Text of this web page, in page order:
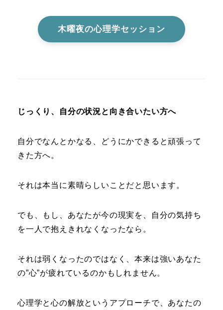
木曜夜の心理学セッション
じっくり、自分の状況と向き合いたい方へ
自分でなんとかなる、どうにかできると頑張って
きた方へ。
それは本当に素晴らしいことだと思います。
でも、もし、あなたが今の現実を、自分の気持ち
を一人で抱えきれなくなったなら。
それは弱くなったのではなく、本来は強いあなた
の”心”が疲れているのかもしれません。
心理学と心の解放というアプローチで、あなたの